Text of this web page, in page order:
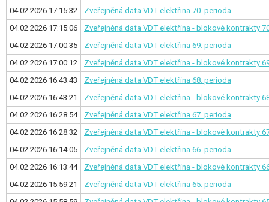
04.02.2026 17:15:32
Zveřejněná data VDT elektřina 70. perioda
04.02.2026 17:15:06
Zveřejněná data VDT elektřina - blokové kontrakty
04.02.2026 17:00:35
Zveřejněná data VDT elektřina 69. perioda
04.02.2026 17:00:12
Zveřejněná data VDT elektřina - blokové kontrakty
04.02.2026 16:43:43
Zveřejněná data VDT elektřina 68. perioda
04.02.2026 16:43:21
Zveřejněná data VDT elektřina - blokové kontrakty
04.02.2026 16:28:54
Zveřejněná data VDT elektřina 67. perioda
04.02.2026 16:28:32
Zveřejněná data VDT elektřina - blokové kontrakty
04.02.2026 16:14:05
Zveřejněná data VDT elektřina 66. perioda
04.02.2026 16:13:44
Zveřejněná data VDT elektřina - blokové kontrakty
04.02.2026 15:59:21
Zveřejněná data VDT elektřina 65. perioda